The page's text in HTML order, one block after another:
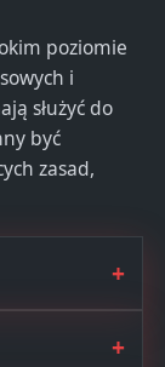
poziomie
i
służyć do
być
zasad,
+
+